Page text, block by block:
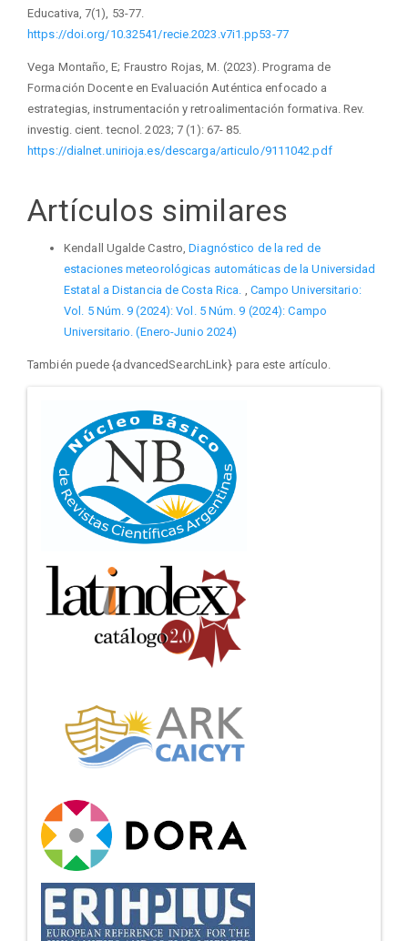
Educativa, 7(1), 53-77.
https://doi.org/10.32541/recie.2023.v7i1.pp53-77
Vega Montaño, E; Fraustro Rojas, M. (2023). Programa de
Formación Docente en Evaluación Auténtica enfocado a
estrategias, instrumentación y retroalimentación formativa. Rev.
investig. cient. tecnol. 2023; 7 (1): 67- 85.
https://dialnet.unirioja.es/descarga/articulo/9111042.pdf
Artículos similares
Kendall Ugalde Castro,Diagnóstico de la red de
estaciones meteorológicas automáticas de la Universidad
Estatal a Distancia de Costa Rica. , Campo Universitario:
Vol. 5 Núm. 9 (2024): Vol. 5 Núm. 9 (2024): Campo
Universitario. (Enero-Junio 2024)
También puede {advancedSearchLink} para este artículo.